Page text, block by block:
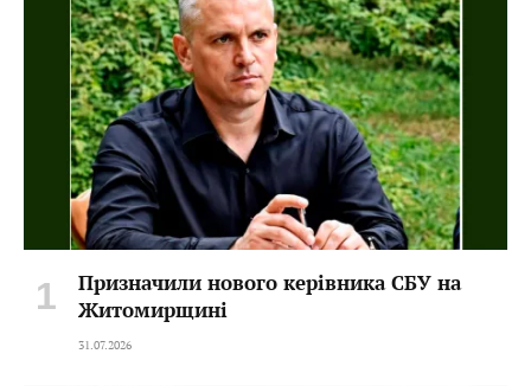
Призначили нового керівника СБУ на
Житомирщині
31.07.2026